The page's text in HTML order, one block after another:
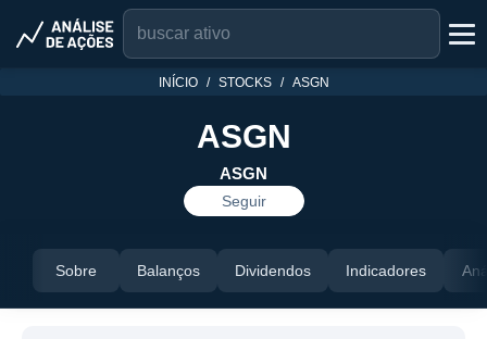
INÍCIO STOCKS ASGN
ASGN
ASGN
Seguir
Sobre Balanços Dividendos Indicadores